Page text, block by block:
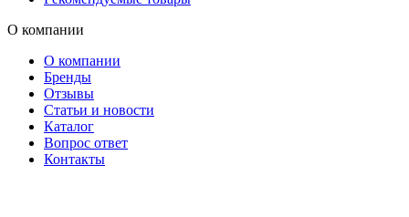
О компании
О компании
Бренды
Отзывы
Статьи и новости
Каталог
Вопрос ответ
Контакты